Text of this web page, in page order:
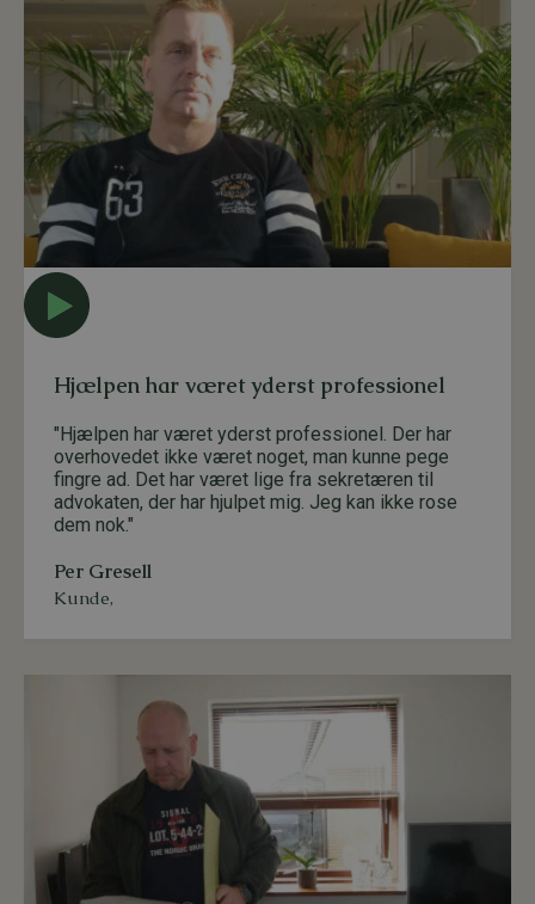
Hjælpen har været yderst professionel
"Hjælpen har været yderst professionel. Der har
overhovedet ikke været noget, man kunne pege
fingre ad. Det har været lige fra sekretæren til
advokaten, der har hjulpet mig. Jeg kan ikke rose
dem nok."
Per Gresell
Kunde,